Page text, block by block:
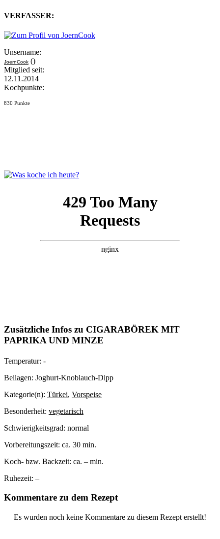
VERFASSER:
Unsername:
JoernCook ()
Mitglied seit:
12.11.2014
Kochpunkte:
830 Punkte
Zusätzliche Infos zu CIGARABÖREK MIT
PAPRIKA UND MINZE
Temperatur: -
Beilagen: Joghurt-Knoblauch-Dipp
Kategorie(n): Türkei, Vorspeise
Besonderheit: vegetarisch
Schwierigkeitsgrad: normal
Vorbereitungszeit: ca. 30 min.
Koch- bzw. Backzeit: ca. – min.
Ruhezeit: –
Kommentare zu dem Rezept
Es wurden noch keine Kommentare zu diesem Rezept erstellt!